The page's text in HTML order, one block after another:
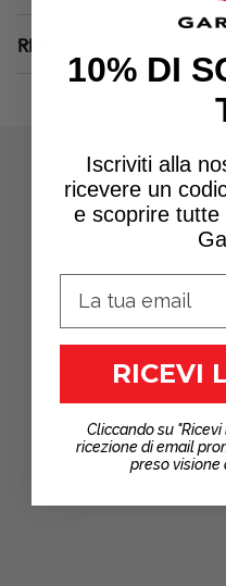
RESO
10% DI
Iscriviti alla
ricevere un
e scoprire tutte
RICEVI
Cliccando su
ricezione di email
preso visione